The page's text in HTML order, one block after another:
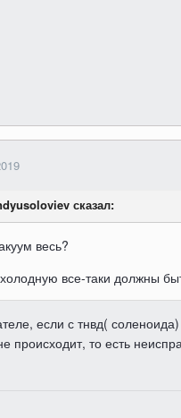
сказал:
весь?
холодную все-таки должны
если с тнвд(
происходит, то есть